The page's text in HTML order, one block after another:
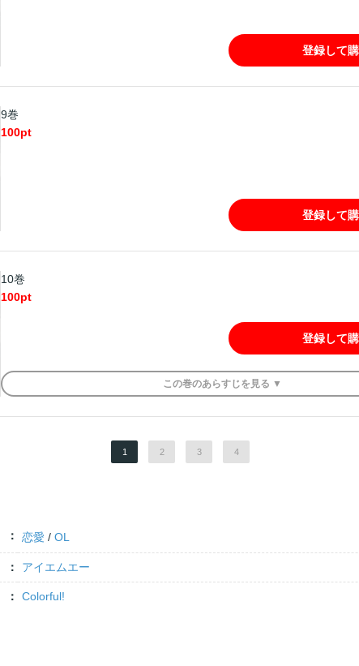
登録して
9巻
100pt
登録して
10巻
100pt
登録して
この巻のあらすじを 見る ▼
1 2 3 4
恋愛 /OL
アイエムエー
Colorful!